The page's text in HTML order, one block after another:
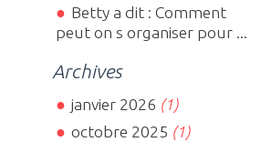
Betty a dit : Comment
peut on s organiser pour ...
Archives
janvier 2026 (1)
octobre 2025 (1)